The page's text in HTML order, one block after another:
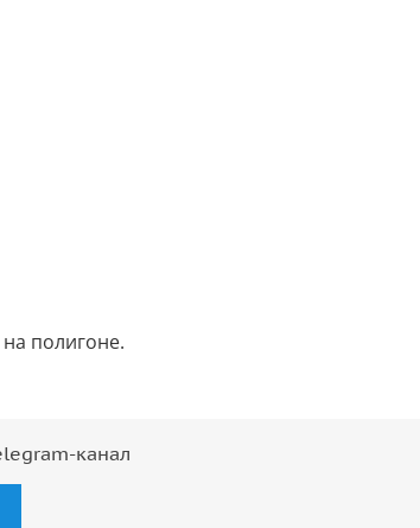
полигоне.
канал